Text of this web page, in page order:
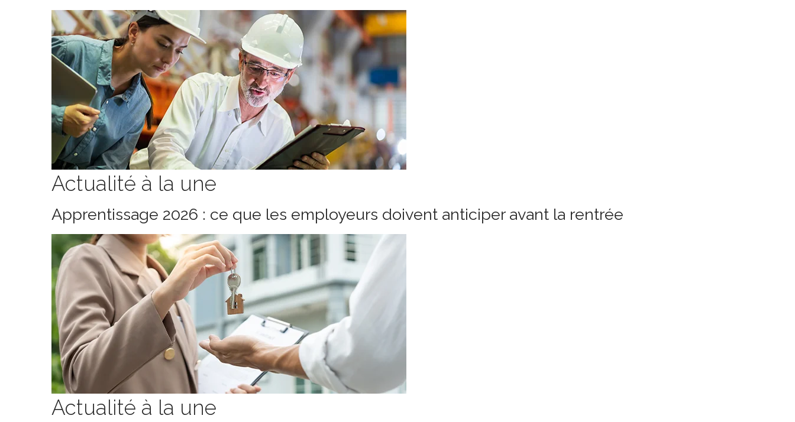
Actualité à la une
Apprentissage 2026 : ce que les employeurs doivent anticiper avant la rentrée
Actualité à la une